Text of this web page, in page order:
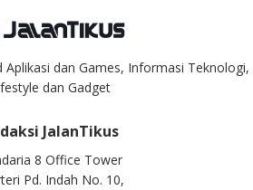
dan Games, Informasi Teknologi,
dan Gadget
JalanTikus
8 Office Tower
Pd. Indah No. 10,